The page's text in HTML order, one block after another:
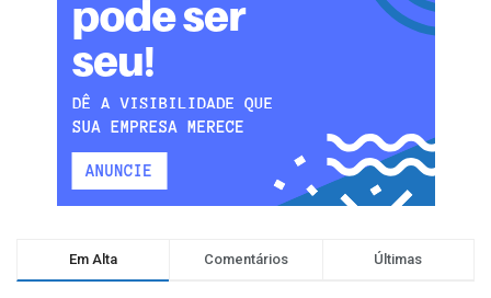
Em Alta Comentários Últimas